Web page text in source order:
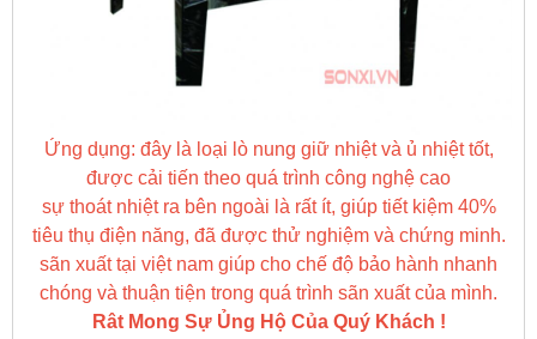
Ứng dụng: đây là loại lò nung giữ nhiệt và ủ nhiệt tốt,
được cải tiến theo quá trình công nghệ cao
sự thoát nhiệt ra bên ngoài là rất ít, giúp tiết kiệm 40%
tiêu thụ điện năng, đã được thử nghiệm và chứng minh.
sãn xuất tại việt nam giúp cho chế độ bảo hành nhanh
chóng và thuận tiện trong quá trình sãn xuất của mình.
Rât Mong Sự Ủng Hộ Của Quý Khách !